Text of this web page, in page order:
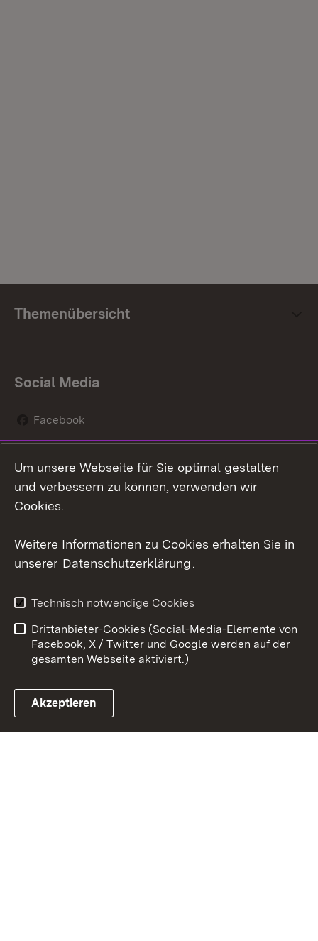
Themenübersicht
Social Media
Facebook
Social Wall
Youtube
Link zum Landesportal
Kontakt
Datenschutz
Barrierefreiheit
Impressum Cookies
Um unsere Webseite für Sie optimal gestalten
und verbessern zu können, verwenden wir
Cookies.
Weitere Informationen zu Cookies erhalten Sie in
unserer Datenschutzerklärung.
Technisch notwendige Cookies
Drittanbieter-Cookies (Social-Media-Elemente von
Facebook, X / Twitter und Google werden auf der
gesamten Webseite aktiviert.)
Akzeptieren